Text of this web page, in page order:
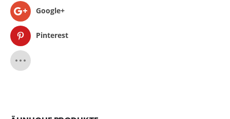
Google+
Pinterest